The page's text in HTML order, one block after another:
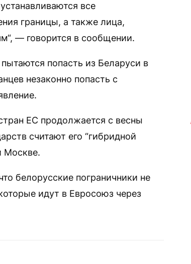
все
границы, а также лица,
— говорится в сообщении.
попасть из Беларуси в
незаконно попасть с
ЕС продолжается с весны
считают его “гибридной
Москве.
белорусские пограничники не
идут в Евросоюз через